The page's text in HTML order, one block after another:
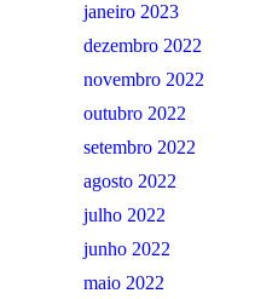
janeiro 2023
dezembro 2022
novembro 2022
outubro 2022
setembro 2022
agosto 2022
julho 2022
junho 2022
maio 2022